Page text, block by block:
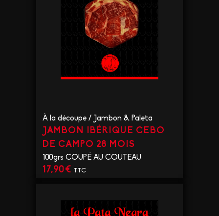
À la découpe / Jambon & Paleta
JAMBON IBÉRIQUE CEBO
DE CAMPO 28 MOIS
100grs COUPÉ AU COUTEAU
17,90€ TTC